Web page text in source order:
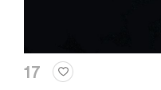
17